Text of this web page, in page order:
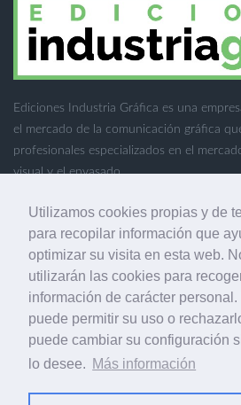
Utilizamos cookies propias y de
para recopilar información que
optimizar su visita en esta web.
utilizarán las cookies para
información de carácter personal.
puede permitir su uso o
puede cambiar su configuración
lo desee. Más información
Ediciones Industria Gráfica es una
el mercado de la comunicación gráfica
profesionales especializados en el
visual y el envasado.
Ediciones Industria Gráfica, S.C.P.
Calle Fluvià 257, bajos, 08020 Barcelona
© 2001-2026 EDICIONES INDUSTRIA